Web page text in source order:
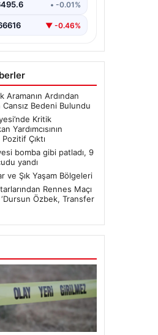
ediyor. Başkan…• -0.01%
▼ -0.46%
Aramanın Ardından
Cansız Bedeni Bulundu
Kritik
Yardımcısının
Çıktı
bomba gibi patladı, 9
yandı
ve Şık Yaşam Bölgeleri
Rennes Maçı
Özbek, Transfer